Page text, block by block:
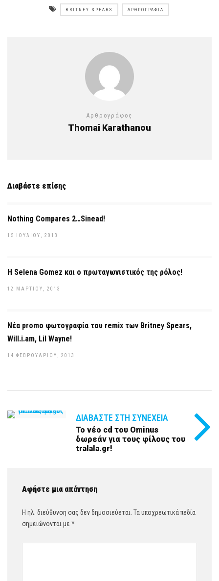
BRITNEY SPEARS ΑΡΘΡΟΓΡΑΦΊΑ
Αρθρογράφος
Thomai Karathanou
Διαβάστε επίσης
Nothing Compares 2…Sinead!
15 ΙΟΥΛΊΟΥ, 2013
H Selena Gomez και ο πρωταγωνιστικός της ρόλος!
12 ΜΑΡΤΊΟΥ, 2013
Νέα promo φωτογραφία του remix των Britney Spears,
Will.i.am, Lil Wayne!
14 ΦΕΒΡΟΥΑΡΊΟΥ, 2013
ΔΙΑΒΆΣΤΕ ΣΤΗ ΣΥΝΈΧΕΙΑ
Το νέο cd του Ominus
δωρεάν για τους φίλους του
tralala.gr!
Αφήστε μια απάντηση
Η ηλ. διεύθυνση σας δεν δημοσιεύεται. Τα υποχρεωτικά πεδία
σημειώνονται με *